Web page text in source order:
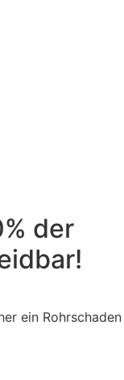
der
ein Rohrschaden